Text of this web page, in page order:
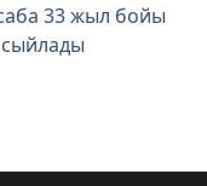
33 жыл бойы